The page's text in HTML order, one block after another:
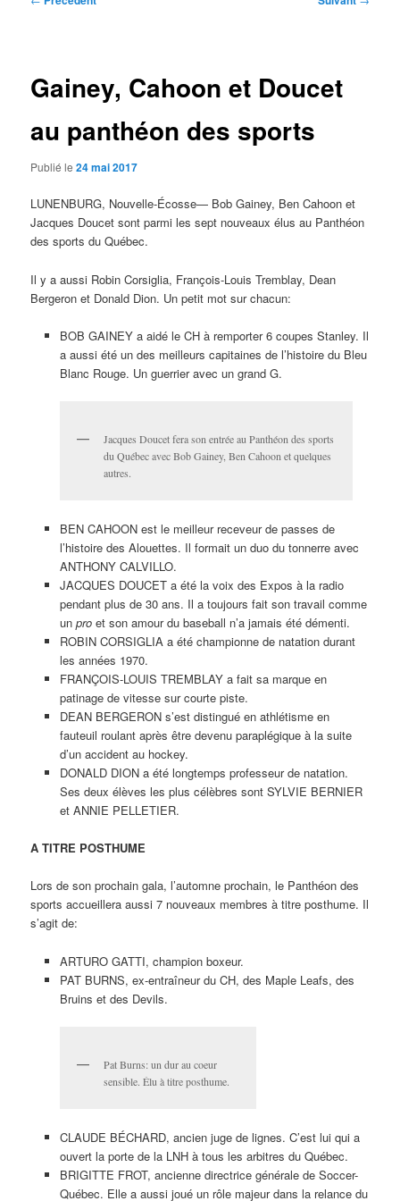
Gainey, Cahoon et Doucet
au panthéon des sports
Publié le24 mai 2017
LUNENBURG, Nouvelle-Écosse— Bob Gainey, Ben Cahoon et
Jacques Doucet sont parmi les sept nouveaux élus au Panthéon
des sports du Québec.
Il y a aussi Robin Corsiglia, François-Louis Tremblay, Dean
Bergeron et Donald Dion. Un petit mot sur chacun:
BOB GAINEY a aidé le CH à remporter 6 coupes Stanley. Il
a aussi été un des meilleurs capitaines de l’histoire du Bleu
Blanc Rouge. Un guerrier avec un grand G.
Jacques Doucet fera son entrée au Panthéon des sports
du Québec avec Bob Gainey, Ben Cahoon et quelques
autres.
BEN CAHOON est le meilleur receveur de passes de
l’histoire des Alouettes. Il formait un duo du tonnerre avec
ANTHONY CALVILLO.
JACQUES DOUCET a été la voix des Expos à la radio
pendant plus de 30 ans. Il a toujours fait son travail comme
un proet son amour du baseball n’a jamais été démenti.
ROBIN CORSIGLIA a été championne de natation durant
les années 1970.
FRANÇOIS-LOUIS TREMBLAY a fait sa marque en
patinage de vitesse sur courte piste.
DEAN BERGERON s’est distingué en athlétisme en
fauteuil roulant après être devenu paraplégique à la suite
d’un accident au hockey.
DONALD DION a été longtemps professeur de natation.
Ses deux élèves les plus célèbres sont SYLVIE BERNIER
et ANNIE PELLETIER.
A TITRE POSTHUME
Lors de son prochain gala, l’automne prochain, le Panthéon des
sports accueillera aussi 7 nouveaux membres à titre posthume. Il
s’agit de:
ARTURO GATTI, champion boxeur.
PAT BURNS, ex-entraîneur du CH, des Maple Leafs, des
Bruins et des Devils.
Pat Burns: un dur au coeur
sensible. Élu à titre posthume.
CLAUDE BÉCHARD, ancien juge de lignes. C’est lui qui a
ouvert la porte de la LNH à tous les arbitres du Québec.
BRIGITTE FROT, ancienne directrice générale de Soccer-
Québec. Elle a aussi joué un rôle majeur dans la relance du